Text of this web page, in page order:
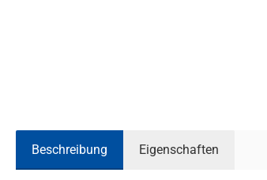
Beschreibung Eigenschaften